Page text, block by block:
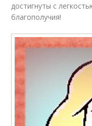
достигнуты с
благополучия!